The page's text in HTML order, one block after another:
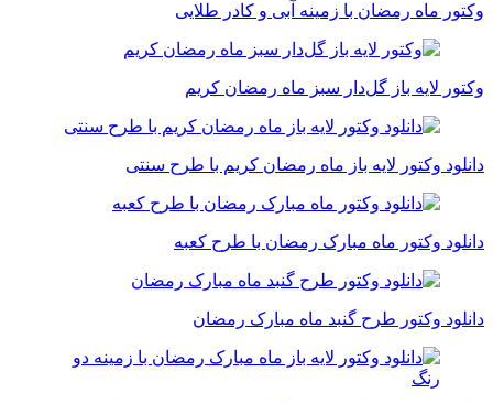
وکتور ماه رمضان با زمینه آبی و کادر طلایی
وکتور لایه باز گل‌دار سبز ماه رمضان کریم
دانلود وکتور لایه باز ماه رمضان کریم با طرح سنتی
دانلود وکتور ماه مبارک رمضان با طرح کعبه
دانلود وکتور طرح گنبد ماه مبارک رمضان